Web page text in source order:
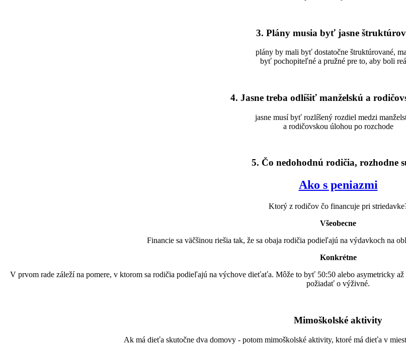
3. Plány musia byť jasne
plány by mali byť dostatočne štruktúrované,
byť pochopiteľné a pružné pre to, aby boli
4. Jasne treba odlíšiť manželskú a
jasne musí byť rozlíšený rozdiel medzi
a rodičovskou úlohou po rozchode
5. Čo nedohodnú rodičia, rozhodne
Ako s peniazmi
Ktorý z rodičov čo financuje pri
Všeobecne
Financie sa väčšinou riešia tak, že sa obaja rodičia podieľajú na výdavkoch na
Konkrétne
V prvom rade záleží na pomere, v ktorom sa rodičia podieľajú na výchove dieťaťa. Môže to byť 50:50 alebo asymetricky
požiadať o výživné.
Mimoškolské aktivity
Ak má dieťa skutočne dva domovy - potom mimoškolské aktivity, ktoré má dieťa v